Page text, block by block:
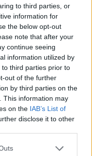
to third parties, or
information for
the below opt-out
note that after your
continue seeing
information utilized by
third parties prior to
out of the further
by third parties on the
This information may
on the IAB’s List of
disclose it to other
Mantra
2 - 7%
0 - 0